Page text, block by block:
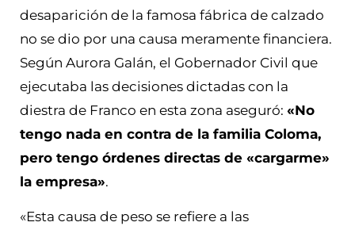
desaparición de la famosa fábrica de calzado
no se dio por una causa meramente financiera.
Según Aurora Galán, el Gobernador Civil que
ejecutaba las decisiones dictadas con la
diestra de Franco en esta zona aseguró: «No
tengo nada en contra de la familia Coloma,
pero tengo órdenes directas de «cargarme»
la empresa».
«Esta causa de peso se refiere a las